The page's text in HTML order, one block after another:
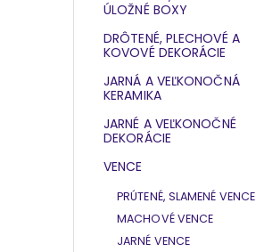
ÚLOŽNÉ BOXY
DRÔTENÉ, PLECHOVÉ A
KOVOVÉ DEKORÁCIE
JARNÁ A VEĽKONOČNÁ
KERAMIKA
JARNÉ A VEĽKONOČNÉ
DEKORÁCIE
VENCE
PRÚTENÉ, SLAMENÉ VENCE
MACHOVÉ VENCE
JARNÉ VENCE